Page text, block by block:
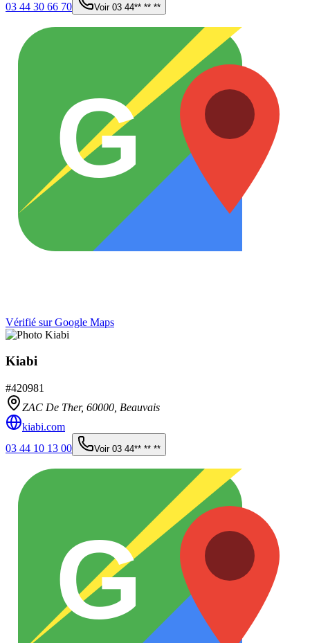
03 44 30 66 70
Voir 03 44** ** **
G
Vérifié sur Google Maps
Kiabi
#420981
ZAC De Ther, 60000 Beauvais
kiabi.com
03 44 10 13 00
Voir 03 44** ** **
G